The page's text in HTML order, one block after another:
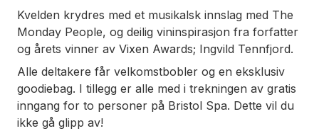
Kvelden krydres med et musikalsk innslag med The
Monday People, og deilig vininspirasjon fra forfatter
og årets vinner av Vixen Awards; Ingvild Tennfjord.
Alle deltakere får velkomstbobler og en eksklusiv
goodiebag. I tillegg er alle med i trekningen av gratis
inngang for to personer på Bristol Spa. Dette vil du
ikke gå glipp av!